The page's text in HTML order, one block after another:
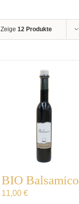
Zeige 12 Produkte
BIO Balsamico
11,00 €